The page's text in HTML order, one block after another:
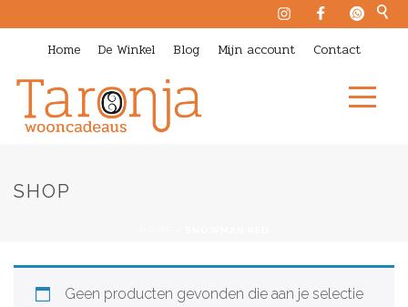
Home De Winkel Blog Mijn account Contact
SHOP
Geen producten gevonden die aan je selectie